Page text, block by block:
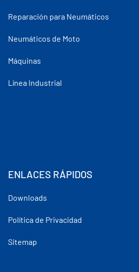
Reparación para Neumáticos
Neumáticos de Moto
Máquinas
Línea Industrial
ENLACES RÁPIDOS
Downloads
Política de Privacidad
Sitemap